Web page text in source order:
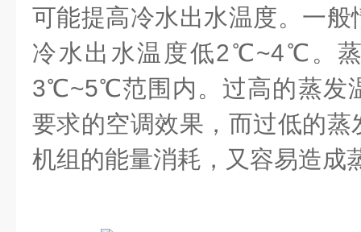
可能提高冷水出水温度。一
冷水出水温度低2℃~4℃ 。
3℃~5℃范围内。过高的蒸发
要求的空调效果，而过低的
机组的能量消耗，又容易造成